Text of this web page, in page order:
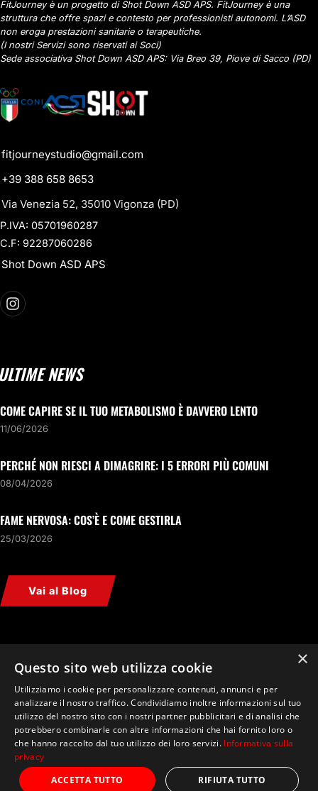
FitJourney è un progetto di Shot Down ASD APS. FitJourney è una
struttura che offre spazi e contesto per professionisti autonomi. L’ASD
non eroga prestazioni sanitarie o terapeutiche.
(I nostri Servizi sono riservati ai Soci)
Sede associativa Shot Down ASD APS: Via Breo 39, Piove di Sacco (PD)
fitjourneystudio@gmail.com
+39 388 658 8653
Via Venezia 52, 35010 Vigonza (PD)
P.IVA: 05701960287
C.F: 92287060286
Shot Down ASD APS
NEWS
COME CAPIRE SE IL TUO METABOLISMO È DAVVERO LENTO
11/06/2026
PERCHÉ NON RIESCI A DIMAGRIRE: I 5 ERRORI PIÙ COMUNI
08/04/2026
FAME NERVOSA: COS’È E COME GESTIRLA
25/03/2026
Vai al Blog
EVENTI
Nessun evento in programma.
Vedi Calendario
© 2026 Fitjourney Studio . Tutti i diritti riservati.
×
Questo sito web utilizza cookie
Utilizziamo i cookie per personalizzare contenuti, annunci e per
analizzare il nostro traffico. Condividiamo inoltre informazioni sul tuo
utilizzo del nostro sito con i nostri partner pubblicitari e di analisi che
potrebbero combinarle con altre informazioni che hai fornito loro o
che hanno raccolto dal tuo utilizzo dei loro servizi. Informativa sulla
privacy
ACCETTA TUTTO
RIFIUTA TUTTO